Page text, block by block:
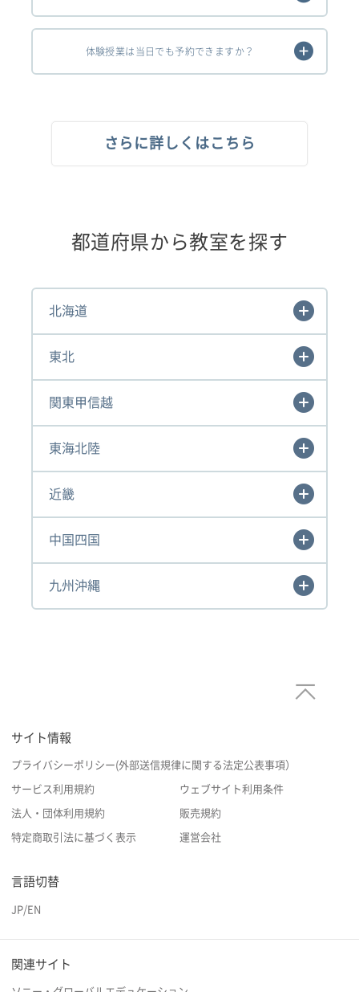
体験授業は当日でも予約できますか？
さらに詳しくはこちら
都道府県から教室を探す
北海道
東北
関東甲信越
東海北陸
近畿
中国四国
九州沖縄
サイト情報
プライバシーポリシー(外部送信規律に関する法定公表事項）
サービス利用規約 ウェブサイト利用条件
法人・団体利用規約 販売規約
特定商取引法に基づく表示 運営会社
言語切替
JP/EN
関連サイト